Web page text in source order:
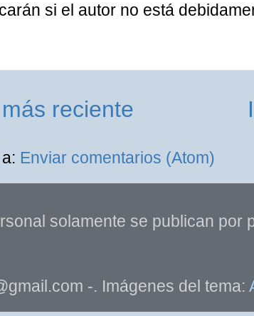
si el autor no está
reciente
Enviar comentarios (Atom)
solamente se publican por
-. Imágenes del tema: